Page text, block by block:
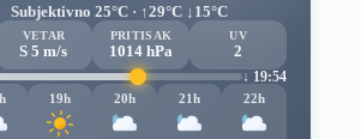
Subjektivno 25°C · ↑29°C ↓15°C
VETAR
S 5 m/s
PRITISAK
1014 hPa
UV
2
↓ 19:54
19h 20h 21h 22h